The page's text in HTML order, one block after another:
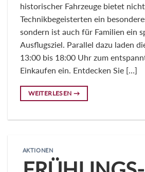
historischer Fahrzeuge bietet
Technikbegeisterten ein
sondern ist auch für Familien ein
Ausflugsziel. Parallel dazu laden
13:00 bis 18:00 Uhr zum
Einkaufen ein. Entdecken Sie […]
WEITERLESEN →
AKTIONEN